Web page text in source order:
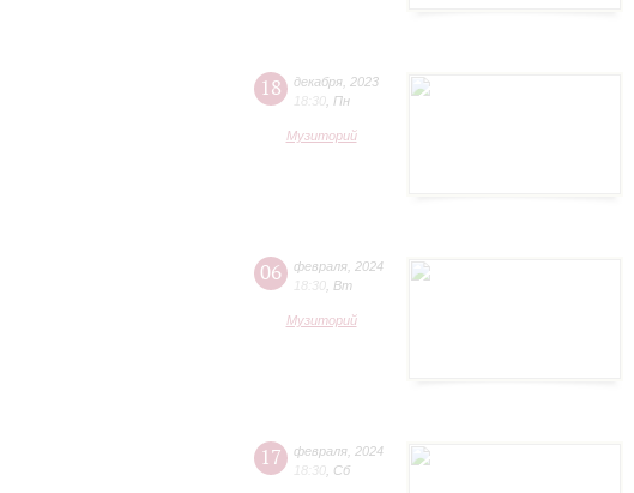
18 декабря 2023
18:30 Пн
Музиторий
06 февраля 2024
18:30 Вт
Музиторий
17 февраля 2024
18:30 Сб